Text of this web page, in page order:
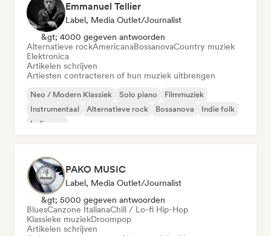
Emmanuel Tellier
Label, Media Outlet/Journalist
&gt; 4000 gegeven antwoorden
Alternatieve rockAmericanaBossanovaCountry muziek
Elektronica
Artikelen schrijven
Artiesten contracteren of hun muziek uitbrengen
Neo / Modern Klassiek Solo piano
Filmmuziek
Instrumentaal
Alternatieve rock Bossanova
Indie folk
Indie pop
PAKO MUSIC
Label, Media Outlet/Journalist
&gt; 5000 gegeven antwoorden
BluesCanzone ItalianaChill / Lo-fi Hip-Hop
Klassieke muziekDroompop
Artikelen schrijven